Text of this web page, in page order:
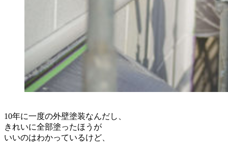
10年に一度の外壁塗装なんだし、
きれいに全部塗ったほうが
いいのはわかっているけど、